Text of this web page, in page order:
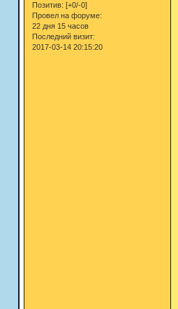
Позитив: [+0/-0]
Провел на форуме:
22 дня 15 часов
Последний визит:
2017-03-14 20:15:20